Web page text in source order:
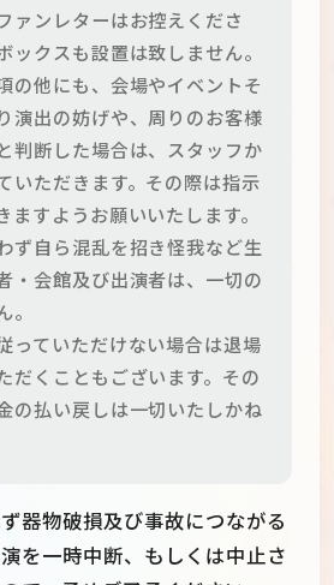
ァンレターはお控えくださ
ックスも設置は致しません。
の他にも、会場やイベントそ
演出の妨げや、周りのお客様
判断した場合は、スタッフか
いただきます。その際は指示
ますようお願いいたします。
ず自ら混乱を招き怪我など生
・会館及び出演者は、一切の
っていただけない場合は退場
だくこともございます。その
の払い戻しは一切いたしかね
器物破損及び事故につながる
を一時中断、もしくは中止さ